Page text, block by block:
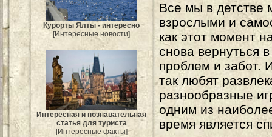
Курорты Ялты - интересно
[Интересные новости]
Интересная и познавательная
статья для туриста
[Интересные факты]
Все мы в детстве
взрослыми и
как этот момент
снова вернуться
проблем и забот.
так любят
разнообразные
одним из
время является